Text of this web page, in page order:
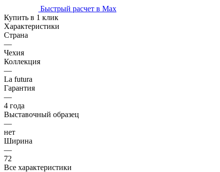
Быстрый расчет в Max
Купить в 1 клик
Характеристики
Страна
—
Чехия
Коллекция
—
La futura
Гарантия
—
4 года
Выставочный образец
—
нет
Ширина
—
72
Все характеристики